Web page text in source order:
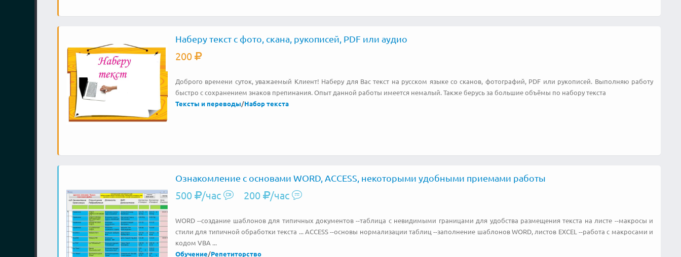
Наберу текст с фото, скана, рукописей, PDF или аудио
200
Доброго времени суток, уважаемый Клиент! Наберу для Вас текст на русском языке со сканов, фотографий, PDF или рукописей. Выполняю работу
быстро с сохранением знаков препинания. Опыт данной работы имеется немалый. Также берусь за большие объёмы по набору текста
Тексты и переводы/Набор текста
Ознакомление с основами WORD, ACCESS, некоторыми удобными приемами работы
500 /час 200 /час
WORD --создание шаблонов для типичных документов --таблица с невидимыми границами для удобства размещения текста на листе --макросы и
стили для типичной обработки текста ... ACCESS --основы нормализации таблиц --заполнение шаблонов WORD, листов EXCEL --работа с макросами и
кодом VBA ...
Обучение/Репетиторство